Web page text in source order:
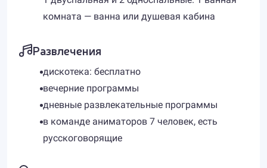
комната — ванна или душевая кабина
Развлечения
дискотека: бесплатно
вечерние программы
дневные развлекательные программы
в команде аниматоров 7 человек, есть
русскоговорящие